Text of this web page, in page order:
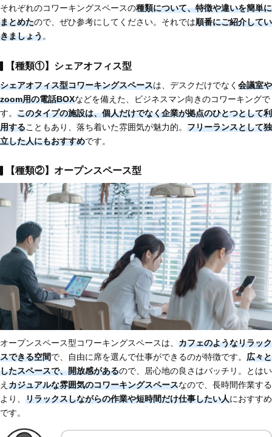
それぞれのコワーキングスペースの種類について、特徴や違いを簡単に
まとめたので、ぜひ参考にしてください。それでは順番にご紹介してい
きましょう。
【種類①】シェアオフィス型
シェアオフィス型コワーキングスペースは、デスクだけでなく 会議室や
zoom用の電話BOXなどを備えた、ビジネスマン向きのコワーキングで
す。 このタイプの施設は、個人だけでなく企業が拠点のひとつとして利
用することもあり、落ち着いた雰囲気が魅力的。 フリーランスとして独
立した人にもおすすめです。
【種類②】オープンスペース型
オープンスペース型コワーキングスペースは、 カフェのようなリラック
スできる空間で、自由に席を選んで仕事ができるのが特徴です。 広々と
したスペースで、開放感があるので、居心地の良さはバッチリ。とはい
え カジュアルな雰囲気のコワーキングスペースなので、長時間作業する
より、 リラックスしながらの作業や短時間だけ仕事したい人におすすめ
です。